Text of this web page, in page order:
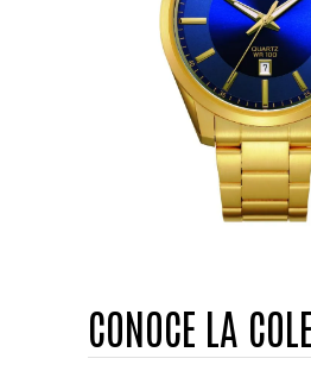
CONOCE LA